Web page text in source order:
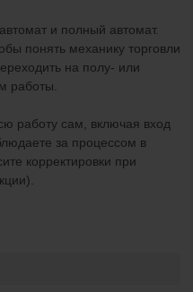
и полный автомат.
понять механику торговли
на полу- или
работы.
работу сам, включая вход
за процессом в
корректировки при